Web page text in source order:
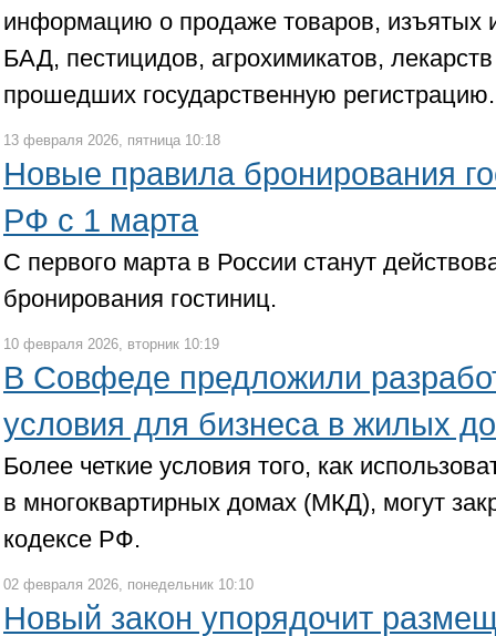
информацию о продаже товаров, изъятых
БАД, пестицидов, агрохимикатов,
прошедших государственную регистрацию.
13 февраля 2026, пятница 10:18
Новые правила бронирования
РФ с 1 марта
С первого марта в России станут
бронирования гостиниц.
10 февраля 2026, вторник 10:19
В Совфеде предложили
условия для бизнеса в жилых
Более четкие условия того, как
в многоквартирных домах (МКД), могут
кодексе РФ.
02 февраля 2026, понедельник 10:10
Новый закон упорядочит